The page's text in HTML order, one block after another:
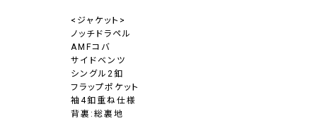
<ジャケット>
ノッチドラペル
AMFコバ
サイドベンツ
シングル2釦
フラップポケット
袖4釦重ね仕様
背裏:総裏地